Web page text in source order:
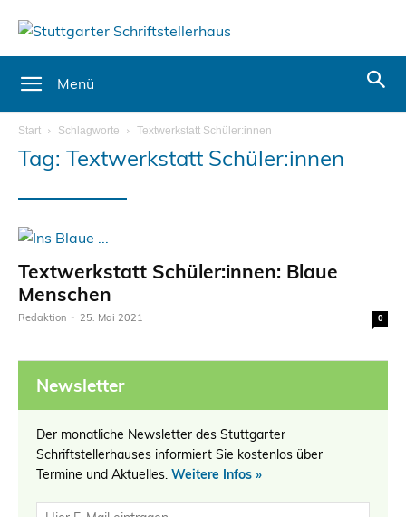
Menü
Start Schlagworte Textwerkstatt Schüler:innen
Tag: Textwerkstatt Schüler:innen
Textwerkstatt Schüler:innen: Blaue
Menschen
Redaktion - 25. Mai 2021 0
Newsletter
Der monatliche Newsletter des Stuttgarter
Schriftstellerhauses informiert Sie kostenlos über
Termine und Aktuelles. Weitere Infos »